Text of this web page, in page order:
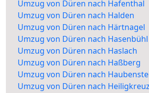
Umzug von Düren nach Hafenthal
Umzug von Düren nach Halden
Umzug von Düren nach Härtnagel
Umzug von Düren nach Hasenbühl
Umzug von Düren nach Haslach
Umzug von Düren nach Haßberg
Umzug von Düren nach
Umzug von Düren nach Heiligkreuz